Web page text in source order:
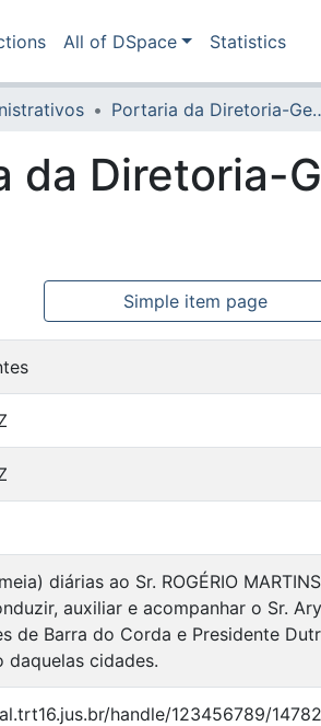
All of DSpace Statistics
Portaria
da Diretoria-
Simple item page
diárias ao Sr. ROGÉRIO
auxiliar e acompanhar o Sr.
de Barra do Corda e Presidente
daquelas cidades.
handle/123456789/14782